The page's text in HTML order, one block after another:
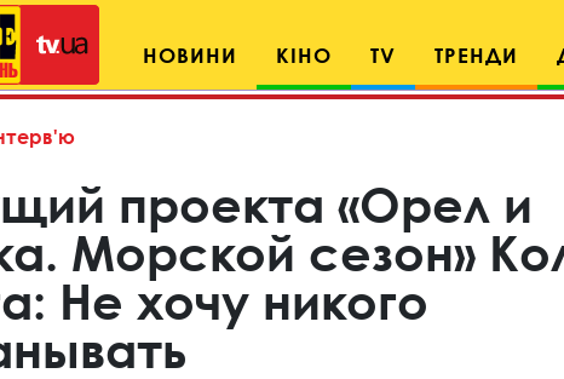
НОВИНИ КІНО TV ТРЕНДИ
проекта «Орел и
Морской сезон»
Не хочу никого